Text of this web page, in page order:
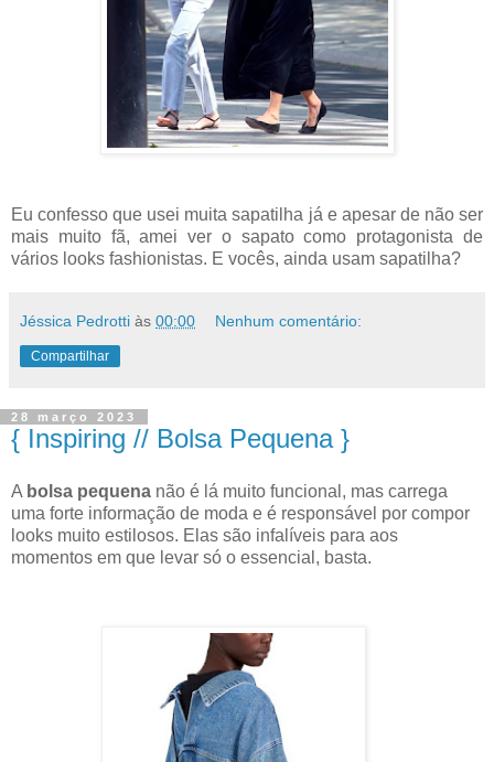
Eu confesso que usei muita sapatilha já e apesar de não ser
mais muito fã, amei ver o sapato como protagonista de
vários looks fashionistas. E vocês, ainda usam sapatilha?
Jéssica Pedrotti às 00:00 Nenhum comentário:
Compartilhar
28 março 2023
{ Inspiring // Bolsa Pequena }
A bolsa pequena não é lá muito funcional, mas carrega
uma forte informação de moda e é responsável por compor
looks muito estilosos. Elas são infalíveis para aos
momentos em que levar só o essencial, basta.